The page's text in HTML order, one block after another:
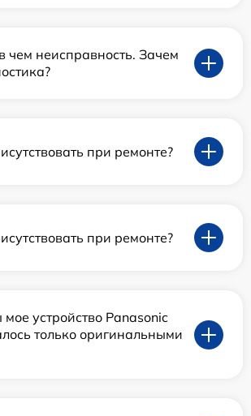
чем неисправность. Зачем
при ремонте?
при ремонте?
мое устройство Panasonic
только оригинальными